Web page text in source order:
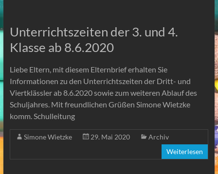
Unterrichtszeiten der 3. und 4.
Klasse ab 8.6.2020
Liebe Eltern, mit diesem Elternbrief erhalten Sie
Informationen zu den Unterrichtszeiten der Dritt- und
Viertklässler ab 8.6.2020 sowie zum weiteren Ablauf des
Schuljahres. Mit freundlichen Grüßen Simone Wietzke
komm. Schulleitung
Simone Wietzke 29. Mai 2020
Archiv
Weiterlesen